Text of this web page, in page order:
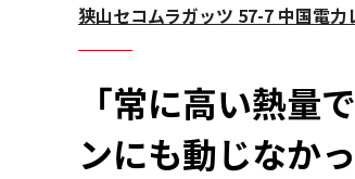
狭山セコムラガッツ 57-7 中国電
「常に高い熱量
ンにも動じなか